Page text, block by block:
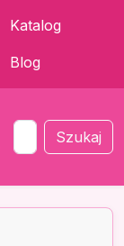
Katalog
Blog
Szukaj